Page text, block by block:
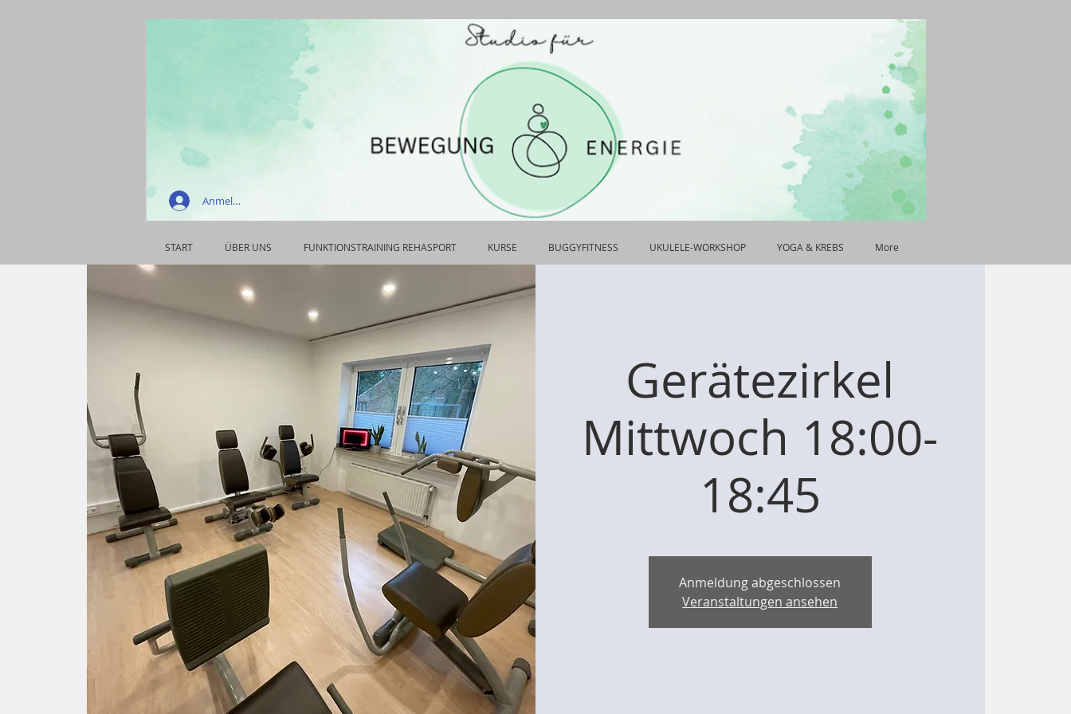
Anmelden
START ÜBER UNS FUNKTIONSTRAINING REHASPORT KURSE BUGGYFITNESS UKULELE-WORKSHOP YOGA & KREBS More
Gerätezirkel
Mittwoch 18:00-
18:45
Anmeldung abgeschlossen
Veranstaltungen ansehen